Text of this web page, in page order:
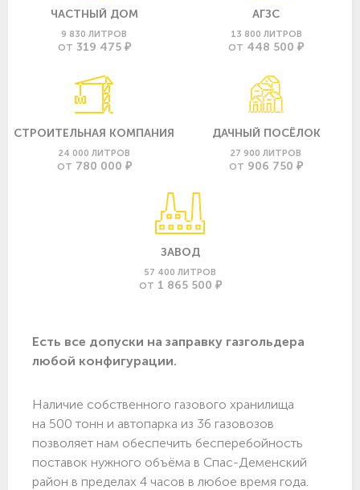
ЧАСТНЫЙ ДОМ
9 830 ЛИТРОВ
ОТ 319 475 ₽
АГЗС
13 800 ЛИТРОВ
ОТ 448 500 ₽
СТРОИТЕЛЬНАЯ КОМПАНИЯ
24 000 ЛИТРОВ
ОТ 780 000 ₽
ДАЧНЫЙ ПОСЁЛОК
27 900 ЛИТРОВ
ОТ 906 750 ₽
ЗАВОД
57 400 ЛИТРОВ
ОТ 1 865 500 ₽
Есть все допуски нa заправку газгольдера
любой конфигурации.
Наличие собственного газового хранилища
на 500 тонн и автопарка из 36 газовозов
позволяет нам обеспечить бесперебойность
поставок нужного объёма в Спас-Деменский
район в пределах 4 часов в любое время года.